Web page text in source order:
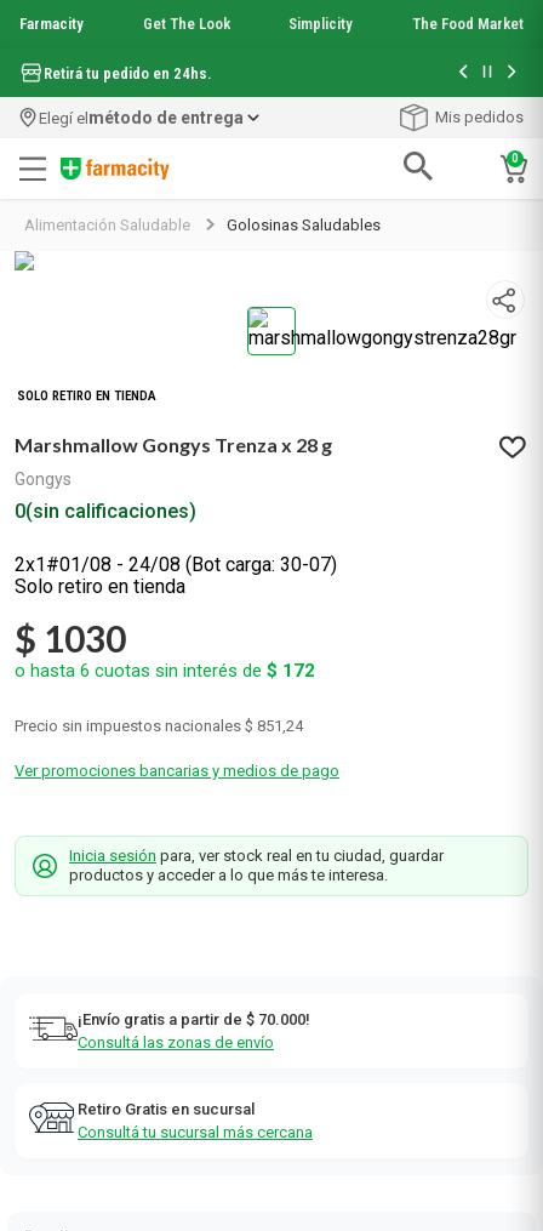
Farmacity Get The Look Simplicity The Food Market
Retirá tu pedido en 24hs. Hasta 6
Elegí elmétodo de entrega Mis pedidos
0
Alimentación Saludable Golosinas Saludables
SOLO RETIRO EN TIENDA
Marshmallow Gongys Trenza x 28 g
Gongys
0(sin calificaciones)
2x1#01/08 - 24/08 (Bot carga: 30-07)
Solo retiro en tienda
$ 1030
o hasta 6 cuotas sin interés de $ 172
Precio sin impuestos nacionales $ 851,24
Ver promociones bancarias y medios de pago
Inicia sesión para, ver stock real en tu ciudad, guardar
productos y acceder a lo que más te interesa.
¡Envío gratis a partir de $ 70.000!
Consultá las zonas de envío
Retiro Gratis en sucursal
Consultá tu sucursal más cercana
2.
loreal paris
8. protector solar
9.serum elvive
10
nyx